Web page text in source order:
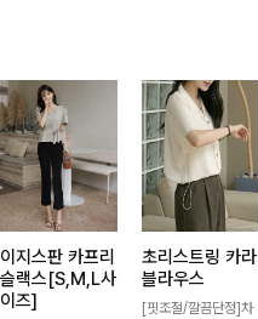
이지스판 카프리
슬랙스[S,M,L사
이즈]
초리스트링 카라
블라우스
[핏조절/깔끔단정]차